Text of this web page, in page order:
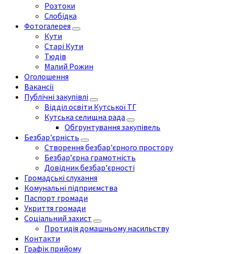
Розтоки
Слобідка
Фотогалерея
Кути
Старі Кути
Тюдів
Малий Рожин
Оголошення
Вакансії
Публічні закупівлі
Відділ освіти Кутської ТГ
Кутська селищна рада
Обгрунтування закупівель
Безбар'єрність
Створення безбар'єрного простору
Безбар’єрна грамотність
Довідник безбар'єрності
Громадські слухання
Комунальні підприємства
Паспорт громади
Укриття громади
Соціальний захист
Протидія домашньому насильству
Контакти
Графік прийому